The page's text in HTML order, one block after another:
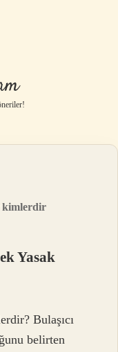
kimlerdir
Yasak
Bulaşıcı
belirten